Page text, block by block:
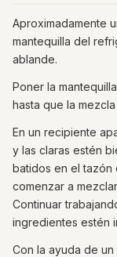
Aproximadamente
mantequilla del
ablande.
Poner la
hasta que la
En un recipiente
y las claras estén
batidos en el tazón
comenzar a
Continuar
ingredientes estén
Con la ayuda de